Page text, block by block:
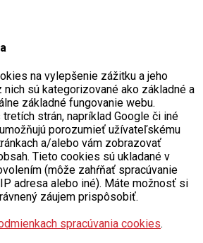
na vylepšenie zážitku a jeho
sú kategorizované ako základné a
základné fungovanie webu.
strán, napríklad Google či iné
porozumieť užívateľskému
a/alebo vám zobrazovať
Tieto cookies sú ukladané v
(môže zahŕňať spracúvanie
adresa alebo iné). Máte možnosť si
záujem prispôsobiť.
spracúvania cookies.